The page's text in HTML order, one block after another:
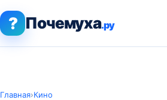
? Почемуха.ру
Главная›Кино